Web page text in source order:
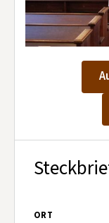
Infobrief abonnieren
Kontakt aufnehmen
Mitglied werden
ORT